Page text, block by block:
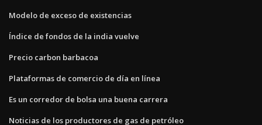
Modelo de exceso de existencias
Índice de fondos de la india vuelve
Precio carbon barbacoa
Plataformas de comercio de día en línea
Es un corredor de bolsa una buena carrera
Noticias de los productores de gas de petróleo